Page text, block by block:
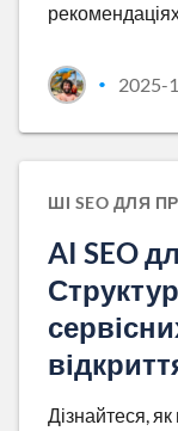
• 2025-
ШІ SEO ДЛЯ
AI SEO
Дізнайтеся,